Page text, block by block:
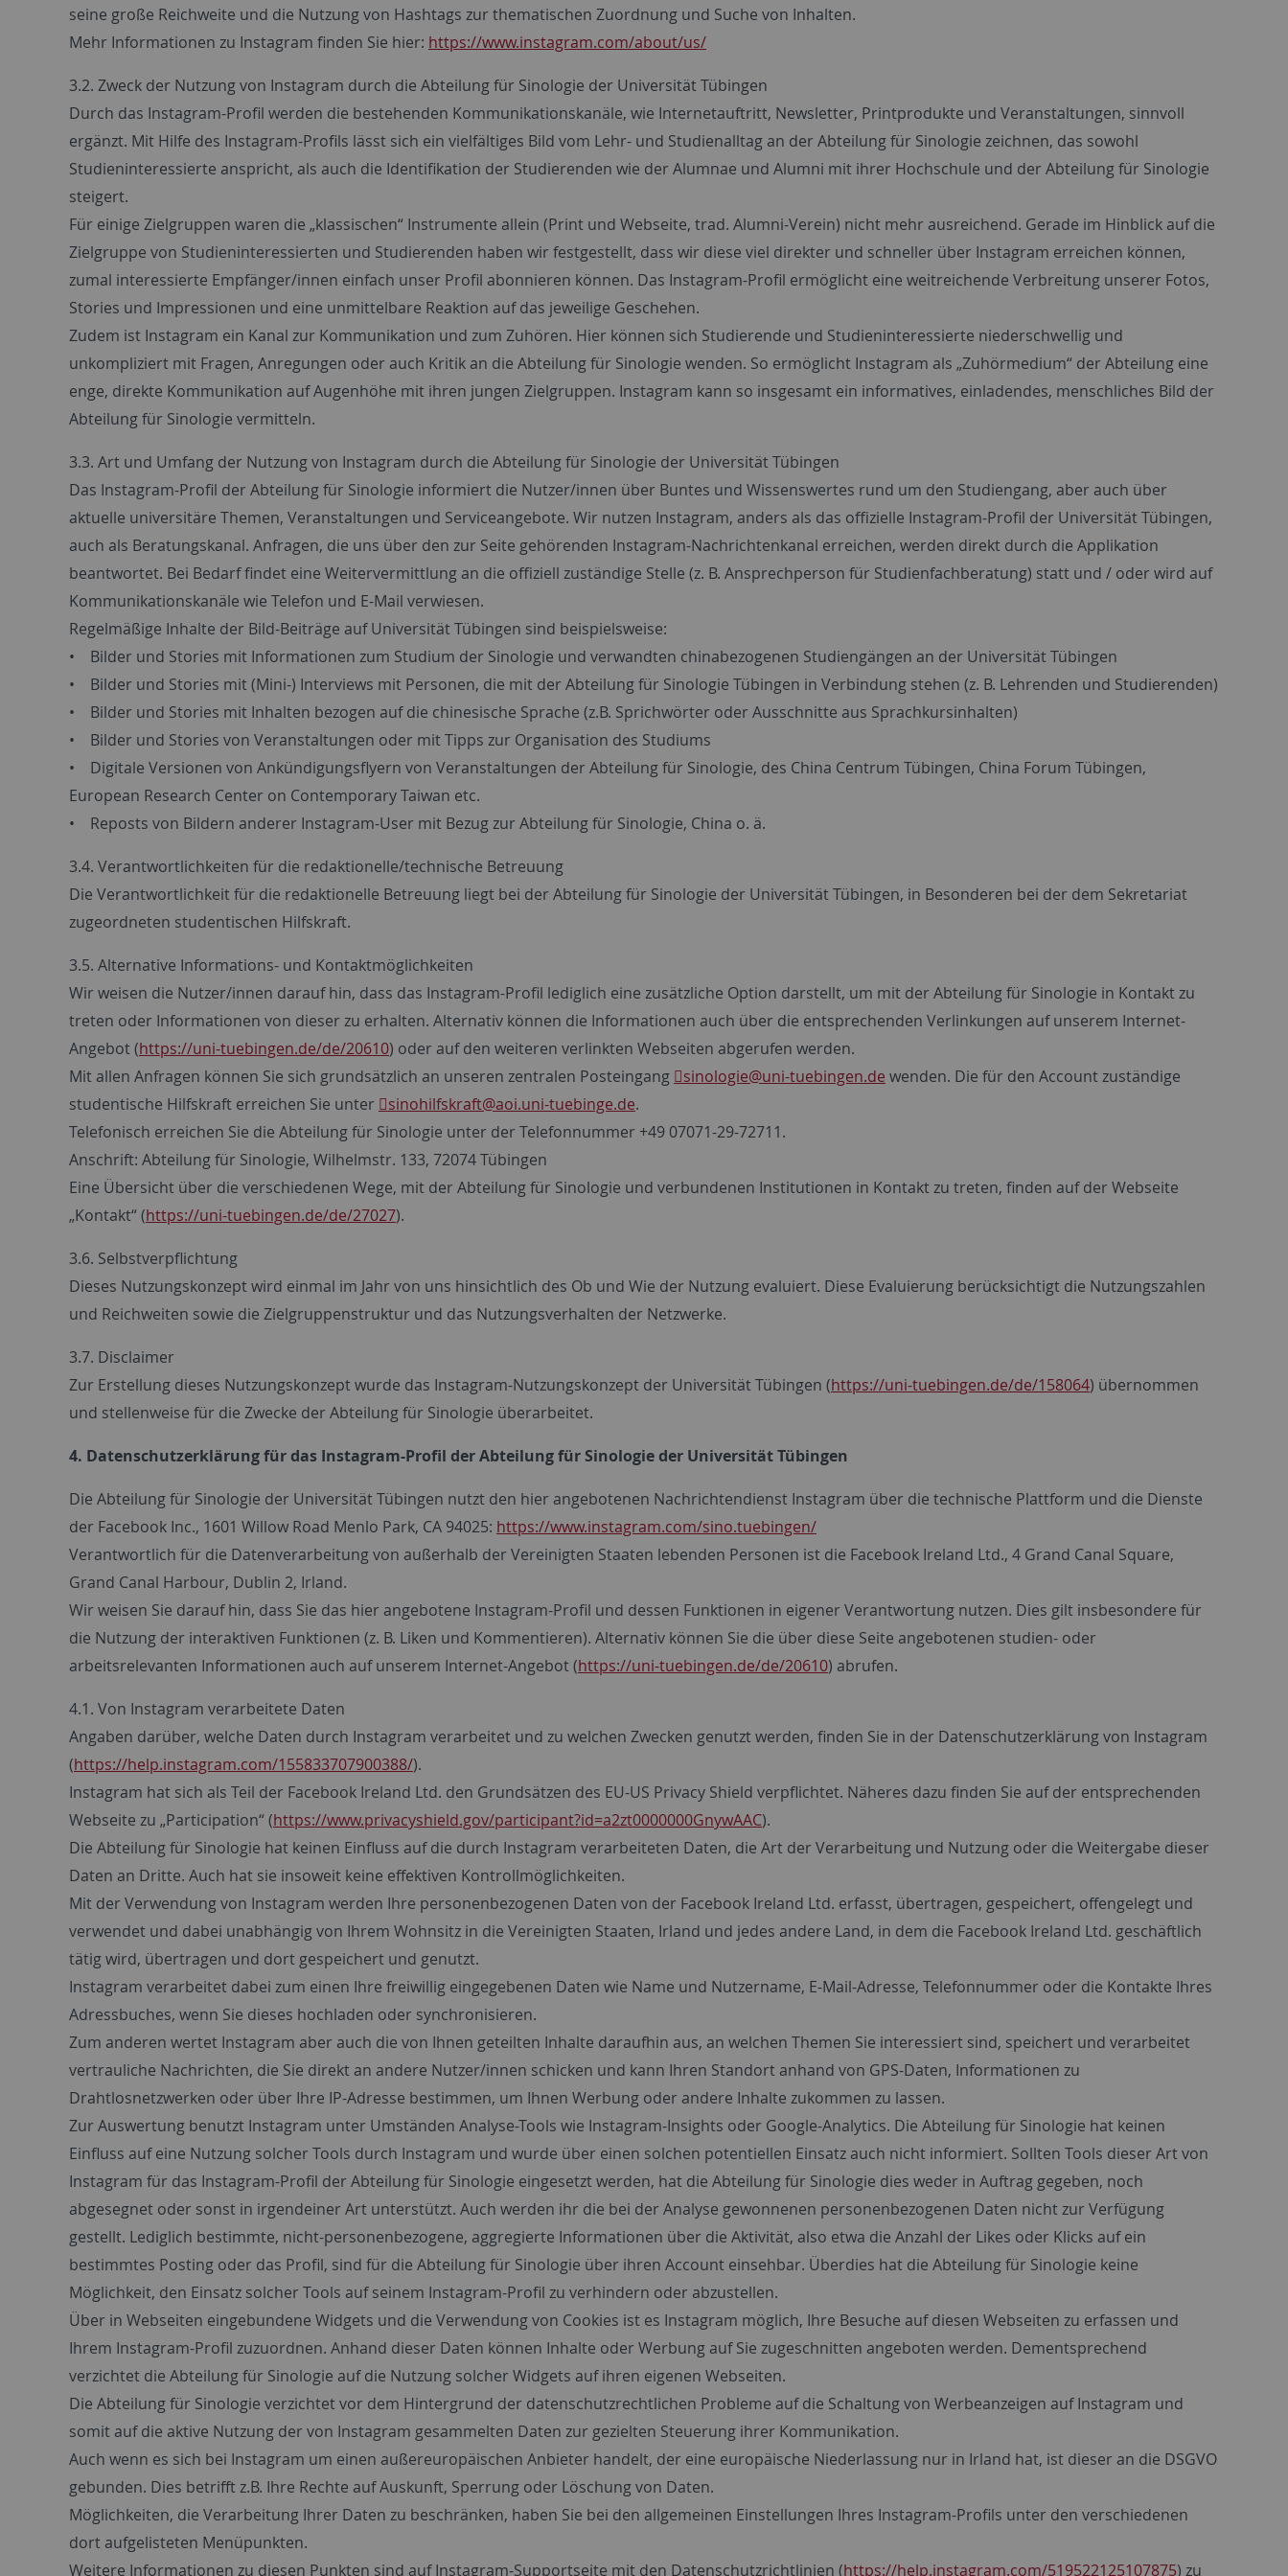
seine große Reichweite und die Nutzung von Hashtags zur thematischen Zuordnung und Suche von Inhalten.
Mehr Informationen zu Instagram finden Sie hier: https://www.instagram.com/about/us/
3.2. Zweck der Nutzung von Instagram durch die Abteilung für Sinologie der Universität Tübingen
Durch das Instagram-Profil werden die bestehenden Kommunikationskanäle, wie Internetauftritt, Newsletter, Printprodukte und Veranstaltungen, sinnvoll
ergänzt. Mit Hilfe des Instagram-Profils lässt sich ein vielfältiges Bild vom Lehr- und Studienalltag an der Abteilung für Sinologie zeichnen, das sowohl
Studieninteressierte anspricht, als auch die Identifikation der Studierenden wie der Alumnae und Alumni mit ihrer Hochschule und der Abteilung für Sinologie
steigert.
Für einige Zielgruppen waren die „klassischen“ Instrumente allein (Print und Webseite, trad. Alumni-Verein) nicht mehr ausreichend. Gerade im Hinblick auf die
Zielgruppe von Studieninteressierten und Studierenden haben wir festgestellt, dass wir diese viel direkter und schneller über Instagram erreichen können,
zumal interessierte Empfänger/innen einfach unser Profil abonnieren können. Das Instagram-Profil ermöglicht eine weitreichende Verbreitung unserer Fotos,
Stories und Impressionen und eine unmittelbare Reaktion auf das jeweilige Geschehen.
Zudem ist Instagram ein Kanal zur Kommunikation und zum Zuhören. Hier können sich Studierende und Studieninteressierte niederschwellig und
unkompliziert mit Fragen, Anregungen oder auch Kritik an die Abteilung für Sinologie wenden. So ermöglicht Instagram als „Zuhörmedium“ der Abteilung eine
enge, direkte Kommunikation auf Augenhöhe mit ihren jungen Zielgruppen. Instagram kann so insgesamt ein informatives, einladendes, menschliches Bild der
Abteilung für Sinologie vermitteln.
3.3. Art und Umfang der Nutzung von Instagram durch die Abteilung für Sinologie der Universität Tübingen
Das Instagram-Profil der Abteilung für Sinologie informiert die Nutzer/innen über Buntes und Wissenswertes rund um den Studiengang, aber auch über
aktuelle universitäre Themen, Veranstaltungen und Serviceangebote. Wir nutzen Instagram, anders als das offizielle Instagram-Profil der Universität Tübingen,
auch als Beratungskanal. Anfragen, die uns über den zur Seite gehörenden Instagram-Nachrichtenkanal erreichen, werden direkt durch die Applikation
beantwortet. Bei Bedarf findet eine Weitervermittlung an die offiziell zuständige Stelle (z. B. Ansprechperson für Studienfachberatung) statt und / oder wird auf
Kommunikationskanäle wie Telefon und E-Mail verwiesen.
Regelmäßige Inhalte der Bild-Beiträge auf Universität Tübingen sind beispielsweise:
• Bilder und Stories mit Informationen zum Studium der Sinologie und verwandten chinabezogenen Studiengängen an der Universität Tübingen
• Bilder und Stories mit (Mini-) Interviews mit Personen, die mit der Abteilung für Sinologie Tübingen in Verbindung stehen (z. B. Lehrenden und Studierenden)
• Bilder und Stories mit Inhalten bezogen auf die chinesische Sprache (z.B. Sprichwörter oder Ausschnitte aus Sprachkursinhalten)
• Bilder und Stories von Veranstaltungen oder mit Tipps zur Organisation des Studiums
• Digitale Versionen von Ankündigungsflyern von Veranstaltungen der Abteilung für Sinologie, des China Centrum Tübingen, China Forum Tübingen,
European Research Center on Contemporary Taiwan etc.
• Reposts von Bildern anderer Instagram-User mit Bezug zur Abteilung für Sinologie, China o. ä.
3.4. Verantwortlichkeiten für die redaktionelle/technische Betreuung
Die Verantwortlichkeit für die redaktionelle Betreuung liegt bei der Abteilung für Sinologie der Universität Tübingen, in Besonderen bei der dem Sekretariat
zugeordneten studentischen Hilfskraft.
3.5. Alternative Informations- und Kontaktmöglichkeiten
Wir weisen die Nutzer/innen darauf hin, dass das Instagram-Profil lediglich eine zusätzliche Option darstellt, um mit der Abteilung für Sinologie in Kontakt zu
treten oder Informationen von dieser zu erhalten. Alternativ können die Informationen auch über die entsprechenden Verlinkungen auf unserem Internet-
Angebot (https://uni-tuebingen.de/de/20610) oder auf den weiteren verlinkten Webseiten abgerufen werden.
Mit allen Anfragen können Sie sich grundsätzlich an unseren zentralen Posteingang
sinologie@uni-tuebingen.de wenden. Die für den Account zuständige
studentische Hilfskraft erreichen Sie unter
sinohilfskraft@aoi.uni-tuebinge.de.
Telefonisch erreichen Sie die Abteilung für Sinologie unter der Telefonnummer +49 07071-29-72711.
Anschrift: Abteilung für Sinologie, Wilhelmstr. 133, 72074 Tübingen
Eine Übersicht über die verschiedenen Wege, mit der Abteilung für Sinologie und verbundenen Institutionen in Kontakt zu treten, finden auf der Webseite
„Kontakt“ (https://uni-tuebingen.de/de/27027).
3.6. Selbstverpflichtung
Dieses Nutzungskonzept wird einmal im Jahr von uns hinsichtlich des Ob und Wie der Nutzung evaluiert. Diese Evaluierung berücksichtigt die Nutzungszahlen
und Reichweiten sowie die Zielgruppenstruktur und das Nutzungsverhalten der Netzwerke.
3.7. Disclaimer
Zur Erstellung dieses Nutzungskonzept wurde das Instagram-Nutzungskonzept der Universität Tübingen (https://uni-tuebingen.de/de/158064) übernommen
und stellenweise für die Zwecke der Abteilung für Sinologie überarbeitet.
4. Datenschutzerklärung für das Instagram-Profil der Abteilung für Sinologie der Universität Tübingen
Die Abteilung für Sinologie der Universität Tübingen nutzt den hier angebotenen Nachrichtendienst Instagram über die technische Plattform und die Dienste
der Facebook Inc., 1601 Willow Road Menlo Park, CA 94025: https://www.instagram.com/sino.tuebingen/
Verantwortlich für die Datenverarbeitung von außerhalb der Vereinigten Staaten lebenden Personen ist die Facebook Ireland Ltd., 4 Grand Canal Square,
Grand Canal Harbour, Dublin 2, Irland.
Wir weisen Sie darauf hin, dass Sie das hier angebotene Instagram-Profil und dessen Funktionen in eigener Verantwortung nutzen. Dies gilt insbesondere für
die Nutzung der interaktiven Funktionen (z. B. Liken und Kommentieren). Alternativ können Sie die über diese Seite angebotenen studien- oder
arbeitsrelevanten Informationen auch auf unserem Internet-Angebot (https://uni-tuebingen.de/de/20610) abrufen.
4.1. Von Instagram verarbeitete Daten
Angaben darüber, welche Daten durch Instagram verarbeitet und zu welchen Zwecken genutzt werden, finden Sie in der Datenschutzerklärung von Instagram
(https://help.instagram.com/155833707900388/).
Instagram hat sich als Teil der Facebook Ireland Ltd. den Grundsätzen des EU-US Privacy Shield verpflichtet. Näheres dazu finden Sie auf der entsprechenden
Webseite zu „Participation“ (https://www.privacyshield.gov/participant?id=a2zt0000000GnywAAC).
Die Abteilung für Sinologie hat keinen Einfluss auf die durch Instagram verarbeiteten Daten, die Art der Verarbeitung und Nutzung oder die Weitergabe dieser
Daten an Dritte. Auch hat sie insoweit keine effektiven Kontrollmöglichkeiten.
Mit der Verwendung von Instagram werden Ihre personenbezogenen Daten von der Facebook Ireland Ltd. erfasst, übertragen, gespeichert, offengelegt und
verwendet und dabei unabhängig von Ihrem Wohnsitz in die Vereinigten Staaten, Irland und jedes andere Land, in dem die Facebook Ireland Ltd. geschäftlich
tätig wird, übertragen und dort gespeichert und genutzt.
Instagram verarbeitet dabei zum einen Ihre freiwillig eingegebenen Daten wie Name und Nutzername, E-Mail-Adresse, Telefonnummer oder die Kontakte Ihres
Adressbuches, wenn Sie dieses hochladen oder synchronisieren.
Zum anderen wertet Instagram aber auch die von Ihnen geteilten Inhalte daraufhin aus, an welchen Themen Sie interessiert sind, speichert und verarbeitet
vertrauliche Nachrichten, die Sie direkt an andere Nutzer/innen schicken und kann Ihren Standort anhand von GPS-Daten, Informationen zu
Drahtlosnetzwerken oder über Ihre IP-Adresse bestimmen, um Ihnen Werbung oder andere Inhalte zukommen zu lassen.
Zur Auswertung benutzt Instagram unter Umständen Analyse-Tools wie Instagram-Insights oder Google-Analytics. Die Abteilung für Sinologie hat keinen
Einfluss auf eine Nutzung solcher Tools durch Instagram und wurde über einen solchen potentiellen Einsatz auch nicht informiert. Sollten Tools dieser Art von
Instagram für das Instagram-Profil der Abteilung für Sinologie eingesetzt werden, hat die Abteilung für Sinologie dies weder in Auftrag gegeben, noch
abgesegnet oder sonst in irgendeiner Art unterstützt. Auch werden ihr die bei der Analyse gewonnenen personenbezogenen Daten nicht zur Verfügung
gestellt. Lediglich bestimmte, nicht-personenbezogene, aggregierte Informationen über die Aktivität, also etwa die Anzahl der Likes oder Klicks auf ein
bestimmtes Posting oder das Profil, sind für die Abteilung für Sinologie über ihren Account einsehbar. Überdies hat die Abteilung für Sinologie keine
Möglichkeit, den Einsatz solcher Tools auf seinem Instagram-Profil zu verhindern oder abzustellen.
Über in Webseiten eingebundene Widgets und die Verwendung von Cookies ist es Instagram möglich, Ihre Besuche auf diesen Webseiten zu erfassen und
Ihrem Instagram-Profil zuzuordnen. Anhand dieser Daten können Inhalte oder Werbung auf Sie zugeschnitten angeboten werden. Dementsprechend
verzichtet die Abteilung für Sinologie auf die Nutzung solcher Widgets auf ihren eigenen Webseiten.
Die Abteilung für Sinologie verzichtet vor dem Hintergrund der datenschutzrechtlichen Probleme auf die Schaltung von Werbeanzeigen auf Instagram und
somit auf die aktive Nutzung der von Instagram gesammelten Daten zur gezielten Steuerung ihrer Kommunikation.
Auch wenn es sich bei Instagram um einen außereuropäischen Anbieter handelt, der eine europäische Niederlassung nur in Irland hat, ist dieser an die DSGVO
gebunden. Dies betrifft z.B. Ihre Rechte auf Auskunft, Sperrung oder Löschung von Daten.
Möglichkeiten, die Verarbeitung Ihrer Daten zu beschränken, haben Sie bei den allgemeinen Einstellungen Ihres Instagram-Profils unter den verschiedenen
dort aufgelisteten Menüpunkten.
Weitere Informationen zu diesen Punkten sind auf Instagram-Supportseite mit den Datenschutzrichtlinien (https://help.instagram.com/519522125107875) zu